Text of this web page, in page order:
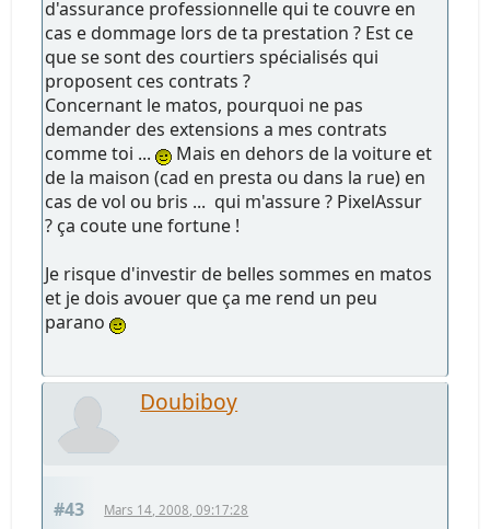
d'assurance professionnelle qui te couvre en
cas e dommage lors de ta prestation ? Est ce
que se sont des courtiers spécialisés qui
proposent ces contrats ?
Concernant le matos, pourquoi ne pas
demander des extensions a mes contrats
comme toi ...
Mais en dehors de la voiture et
de la maison (cad en presta ou dans la rue) en
cas de vol ou bris ... qui m'assure ? PixelAssur
? ça coute une fortune !
Je risque d'investir de belles sommes en matos
et je dois avouer que ça me rend un peu
parano
Doubiboy
#43 Mars 14, 2008, 09:17:28